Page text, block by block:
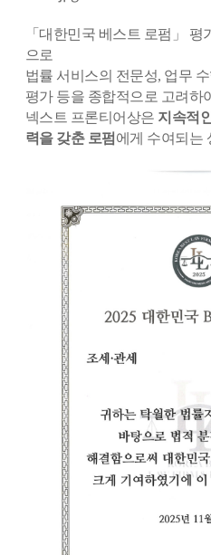
「대한민국 베스트 로펌」
으로
법률 서비스의 전문성, 업무
평가 등을 종합적으로 고려하
넥스트 프론티어상은 지속적
력을 갖춘 로펌 에게 수여되는